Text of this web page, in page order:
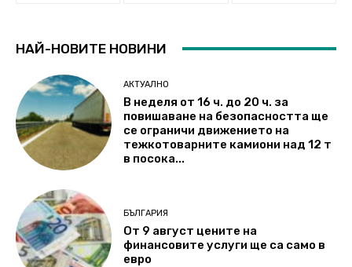
НАЙ-НОВИТЕ НОВИНИ
АКТУАЛНО
В неделя от 16 ч. до 20 ч. за
повишаване на безопасността ще
се ограничи движението на
тежкотоварните камиони над 12 т
в посока...
БЪЛГАРИЯ
От 9 август цените на
финансовите услуги ще са само в
евро